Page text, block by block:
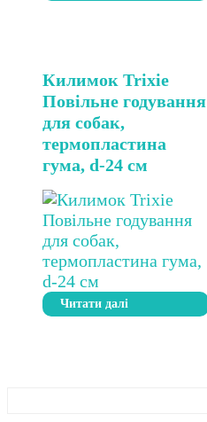
Килимок Trixie
Повільне годування
для собак,
термопластина
гума, d-24 см
Читати далі